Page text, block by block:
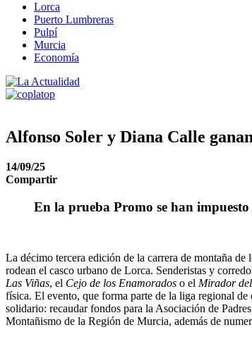
Lorca
Puerto Lumbreras
Pulpí
Murcia
Economía
Alfonso Soler y Diana Calle
14/09/25
Compartir
En la prueba Promo se han
La décimo tercera edición de la carrera de montaña
rodean el casco urbano de Lorca. Senderistas y
Las Viñas, el Cejo de los Enamorados o el Mirador
física. El evento, que forma parte de la liga regional
solidario: recaudar fondos para la Asociación de
Montañismo de la Región de Murcia, además de